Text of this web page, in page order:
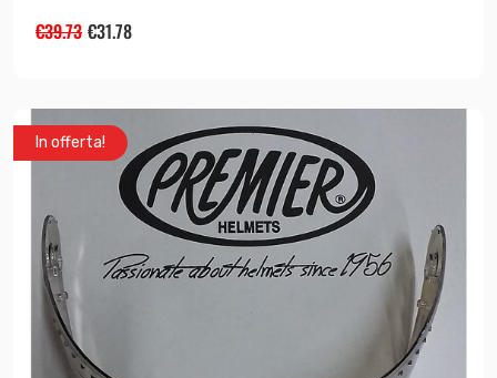
€39.73 €31.78
In offerta!